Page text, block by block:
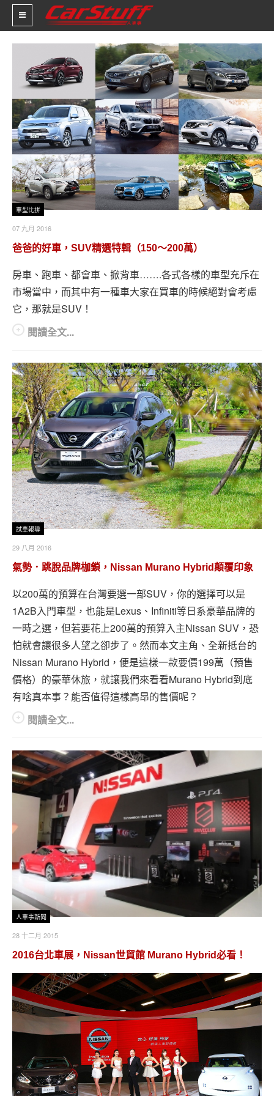
新車價格
車市新聞
賽車新聞
汽車改裝
輪胎特區
促銷訊息
人車軼事
試車報導
專題報導
車型比拼
兩輪世界
車型比拼
07 九月 2016
爸爸的好車，SUV精選特輯（150～200萬）
房車、跑車、都會車、掀背車…….各式各樣的車型充斥在
市場當中，而其中有一種車大家在買車的時候絕對會考慮
它，那就是SUV！
閱讀全文...
試車報導
29 八月 2016
氣勢．跳脫品牌枷鎖，Nissan Murano Hybrid顛覆印象
以200萬的預算在台灣要選一部SUV，你的選擇可以是
1A2B入門車型，也能是Lexus、Infiniti等日系豪華品牌的
一時之選，但若要花上200萬的預算入主Nissan SUV，恐
怕就會讓很多人望之卻步了。然而本文主角、全新抵台的
Nissan Murano Hybrid，便是這樣一款要價199萬（預售
價格）的豪華休旅，就讓我們來看看Murano Hybrid到底
有啥真本事？能否值得這樣高昂的售價呢？
閱讀全文...
人車事新聞
28 十二月 2015
2016台北車展，Nissan世貿館 Murano Hybrid必看！